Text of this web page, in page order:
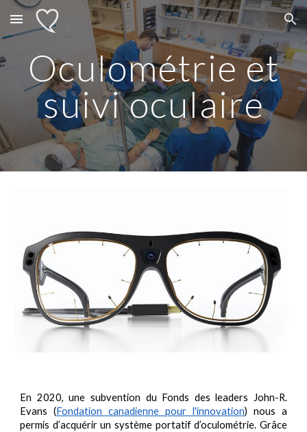
Skip to main content Skip to navigation
Oculométrie et
suivi oculaire
En 2020, une subvention du Fonds des leaders John-R.
Evans (Fondation canadienne pour l'innovation) nous a
permis d’acquérir un système portatif d’oculométrie. Grâce